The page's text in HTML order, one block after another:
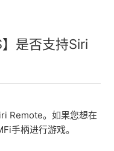
】是否支持Siri
Remote。如果您想在
手柄进行游戏。